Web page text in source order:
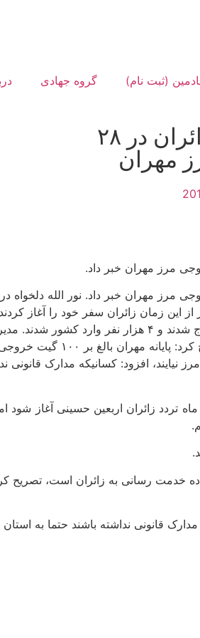
(ثبت نام) گروه جهادی
برقراری تردد زائران در ۲۸
مهران
حمل‌ونقل جاده‌ای ایلام از برقراری تردد زائران اربعین در ۲۸ گیت خروجی
از این زمان زائران سفر خود را آغاز
۵۰ هزار تردد در مرز مهران داشتیم. وی تصریح کرد: از این تعداد ۴۶ هزار
نیایند، افزود: کسانیکه مدارک
تردد زائران اربعین حسینی آغاز
مدارک قانونی نداشته باشند حتما به